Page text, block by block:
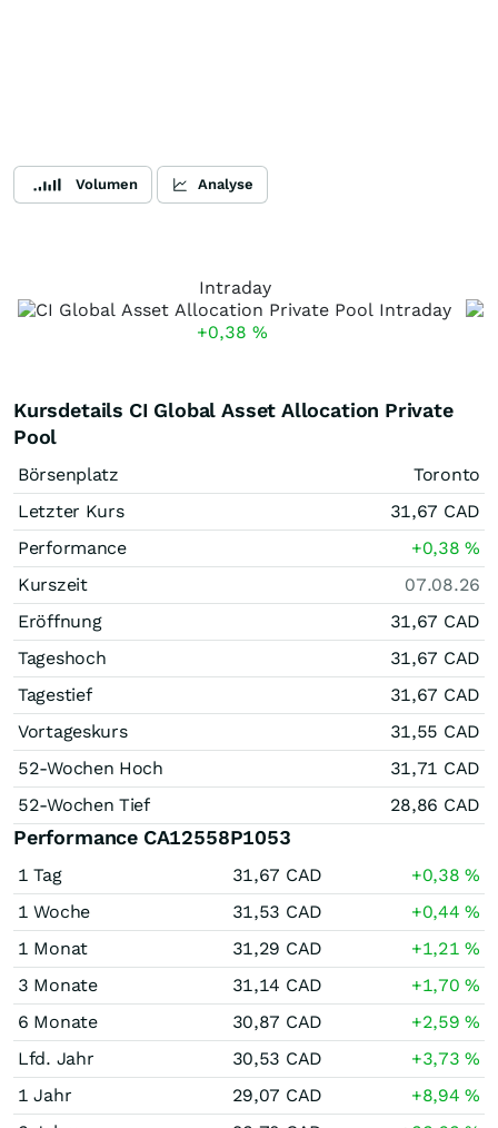
Volumen Analyse
Intraday
+0,38 %
Kursdetails CI Global Asset Allocation Private
Pool
Börsenplatz
Toronto
Letzter Kurs
31,67 CAD
Performance
+0,38%
Kurszeit
07.08.26
Eröffnung
31,67 CAD
Tageshoch
31,67 CAD
Tagestief
31,67 CAD
Vortageskurs
31,55 CAD
52-Wochen Hoch
31,71 CAD
52-Wochen Tief
28,86 CAD
Performance CA12558P1053
1 Tag 31,67 CAD +0,38%
1 Woche
31,53 CAD +0,44%
1 Monat
31,29 CAD +1,21%
3 Monate
31,14 CAD +1,70%
6 Monate
30,87 CAD +2,59%
Lfd. Jahr
30,53 CAD +3,73%
1 Jahr
29,07 CAD +8,94%